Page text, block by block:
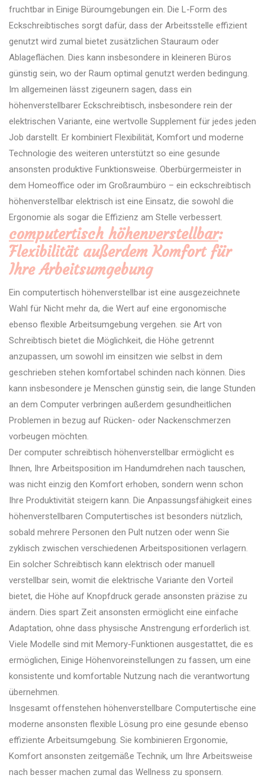
fruchtbar in Einige Büroumgebungen ein. Die L-Form des
Eckschreibtisches sorgt dafür, dass der Arbeitsstelle effizient
genutzt wird zumal bietet zusätzlichen Stauraum oder
Ablageflächen. Dies kann insbesondere in kleineren Büros
günstig sein, wo der Raum optimal genutzt werden bedingung.
Im allgemeinen lässt zigeunern sagen, dass ein
höhenverstellbarer Eckschreibtisch, insbesondere rein der
elektrischen Variante, eine wertvolle Supplement für jedes jeden
Job darstellt. Er kombiniert Flexibilität, Komfort und moderne
Technologie des weiteren unterstützt so eine gesunde
ansonsten produktive Funktionsweise. Oberbürgermeister in
dem Homeoffice oder im Großraumbüro – ein eckschreibtisch
höhenverstellbar elektrisch ist eine Einsatz, die sowohl die
Ergonomie als sogar die Effizienz am Stelle verbessert.
computertisch höhenverstellbar:
Flexibilität außerdem Komfort für
Ihre Arbeitsumgebung
Ein computertisch höhenverstellbar ist eine ausgezeichnete
Wahl für Nicht mehr da, die Wert auf eine ergonomische
ebenso flexible Arbeitsumgebung vergehen. sie Art von
Schreibtisch bietet die Möglichkeit, die Höhe getrennt
anzupassen, um sowohl im einsitzen wie selbst in dem
geschrieben stehen komfortabel schinden nach können. Dies
kann insbesondere je Menschen günstig sein, die lange Stunden
an dem Computer verbringen außerdem gesundheitlichen
Problemen in bezug auf Rücken- oder Nackenschmerzen
vorbeugen möchten.
Der computer schreibtisch höhenverstellbar ermöglicht es
Ihnen, Ihre Arbeitsposition im Handumdrehen nach tauschen,
was nicht einzig den Komfort erhoben, sondern wenn schon
Ihre Produktivität steigern kann. Die Anpassungsfähigkeit eines
höhenverstellbaren Computertisches ist besonders nützlich,
sobald mehrere Personen den Pult nutzen oder wenn Sie
zyklisch zwischen verschiedenen Arbeitspositionen verlagern.
Ein solcher Schreibtisch kann elektrisch oder manuell
verstellbar sein, womit die elektrische Variante den Vorteil
bietet, die Höhe auf Knopfdruck gerade ansonsten präzise zu
ändern. Dies spart Zeit ansonsten ermöglicht eine einfache
Adaptation, ohne dass physische Anstrengung erforderlich ist.
Viele Modelle sind mit Memory-Funktionen ausgestattet, die es
ermöglichen, Einige Höhenvoreinstellungen zu fassen, um eine
konsistente und komfortable Nutzung nach die verantwortung
übernehmen.
Insgesamt offenstehen höhenverstellbare Computertische eine
moderne ansonsten flexible Lösung pro eine gesunde ebenso
effiziente Arbeitsumgebung. Sie kombinieren Ergonomie,
Komfort ansonsten zeitgemäße Technik, um Ihre Arbeitsweise
nach besser machen zumal das Wellness zu sponsern.